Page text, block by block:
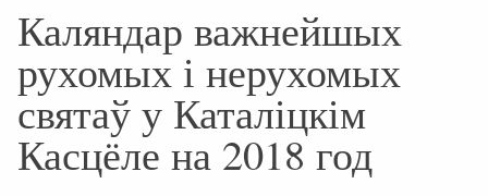
Каляндар важнейшых
рухомых і нерухомых
святаў у Каталіцкім
Касцёле на 2018 год